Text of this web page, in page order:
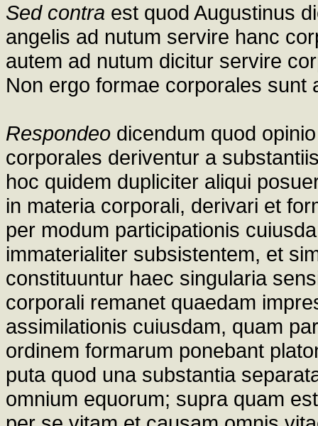
Sed contra est quod Augustinus
angelis ad nutum servire hanc
autem ad nutum dicitur servire
Non ergo formae corporales sunt
Respondeo dicendum quod
corporales deriventur a
hoc quidem dupliciter aliqui
in materia corporali, derivari et
per modum participationis
immaterialiter subsistentem, et
constituuntur haec singularia
corporali remanet quaedam
assimilationis cuiusdam, quam
ordinem formarum ponebant
puta quod una substantia
omnium equorum; supra quam